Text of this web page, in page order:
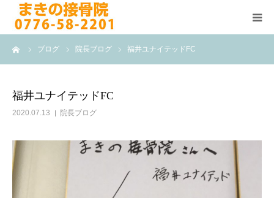
ブログ 院長ブログ 福井ユナイテッドFC
福井ユナイテッドFC
2020.07.13 院長ブログ
HOME
医院案内